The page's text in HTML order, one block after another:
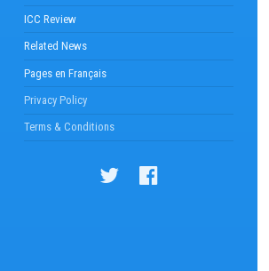
ICC Review
Related News
Pages en Français
Privacy Policy
Terms & Conditions